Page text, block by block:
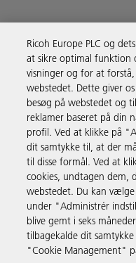
Produkter og
Support &
Ressourcer
Følg os
Ricoh Europe PLC og
at sikre optimal funktion
visninger og for at
webstedet. Dette giver
besøg på webstedet og
reklamer baseret på din
profil. Ved at klikke på
dit samtykke til, at der
til disse formål. Ved at
cookies, undtagen dem,
webstedet. Du kan
under "Administrér
blive gemt i seks
tilbagekalde dit
"Cookie Management"